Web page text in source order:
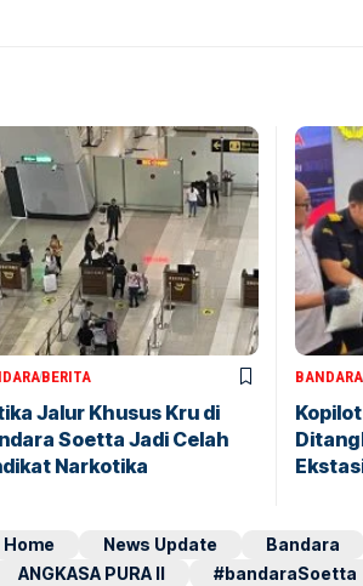
BERITA
Jalur Khusus Kru di
Soetta Jadi Celah
Narkotika
BANDARA
Home News Update Bandara
ANGKASA PURA II #bandaraSoetta